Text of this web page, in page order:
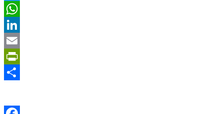
Twitter
WhatsApp
LinkedIn
Email
PrintFriendly